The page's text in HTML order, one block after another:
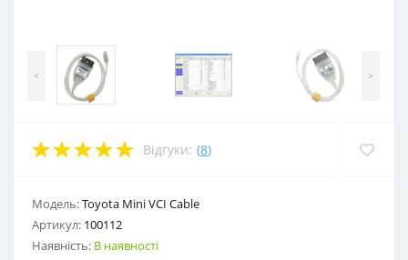
< >
Відгуки: (8)
Модель:Toyota Mini VCI Cable
Артикул: 100112
Наявність: В наявності